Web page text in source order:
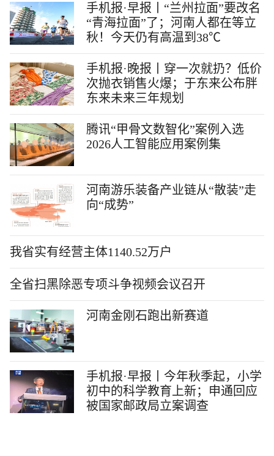
手机报·早报丨“兰州拉面”要改名
“青海拉面”了；河南人都在等立
秋！今天仍有高温到38℃
手机报·晚报丨穿一次就扔？低价
次抛衣销售火爆；于东来公布胖
东来未来三年规划
腾讯“甲骨文数智化”案例入选
2026人工智能应用案例集
河南游乐装备产业链从“散装”走
向“成势”
我省实有经营主体1140.52万户
全省扫黑除恶专项斗争视频会议召开
河南金刚石跑出新赛道
手机报·早报丨今年秋季起，小学
初中的科学教育上新；申通回应
被国家邮政局立案调查